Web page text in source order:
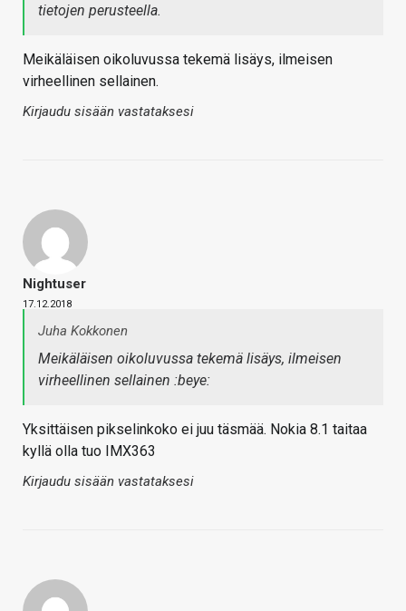
tietojen perusteella.
Meikäläisen oikoluvussa tekemä lisäys, ilmeisen
virheellinen sellainen.
Kirjaudu sisään vastataksesi
Nightuser
17.12.2018
Juha Kokkonen
Meikäläisen oikoluvussa tekemä lisäys, ilmeisen
virheellinen sellainen :beye:
Yksittäisen pikselinkoko ei juu täsmää. Nokia 8.1 taitaa
kyllä olla tuo IMX363
Kirjaudu sisään vastataksesi